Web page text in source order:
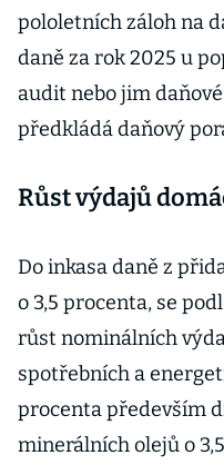
pololetních záloh na
daně za rok 2025 u
audit nebo jim
předkládá daňový
Růst výdajů
Do inkasa daně z
o 3,5 procenta, se
růst nominálních
spotřebních a
procenta především
minerálních olejů o